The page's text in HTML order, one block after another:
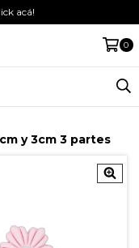
acá!
0
y 3cm 3 partes